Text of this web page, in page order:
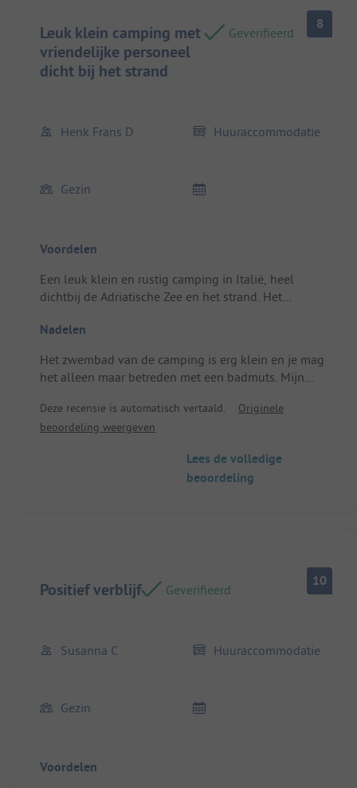
Leuk klein camping met
vriendelijke personeel
dicht bij het strand
Geverifieerd
8
Henk Frans D Huuraccommodatie
Gezin
Voordelen
Een leuk klein en rustig camping in Italië, heel
dichtbij de Adriatische Zee en het strand. Het
gasten zijn Italianen, wat voor mij helemaal geen
die ik kan aanbevelen, waaronder Potenza Picena en
Loreto met de "Santuario della Santa Casa di Loreto".
Plek / huuraccommodatie: De mobile home was
prima. Er is zelfs een klein televisietoestel in, zodat
we naar de Wereldbeker Voetbal konden kijken. De
airco, koelkast en douche waren goed!
Nadelen
Het zwembad van de camping is erg klein en je mag
het alleen maar betreden met een badmuts. Mijn
dit moment echt een tiener...
Deze recensie is automatisch vertaald.
Originele
beoordeling weergeven
Lees de volledige
beoordeling
Positief verblijf Geverifieerd
10
Susanna C Huuraccommodatie
Gezin
Voordelen